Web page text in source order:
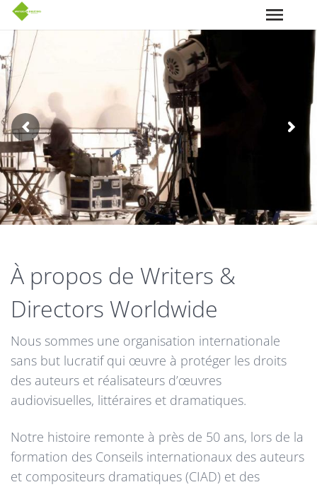
Aller au contenu principal
À propos de Writers &
Directors Worldwide
Nous sommes une organisation internationale
sans but lucratif qui œuvre à protéger les droits
des auteurs et réalisateurs d’œuvres
audiovisuelles, littéraires et dramatiques.
Notre histoire remonte à près de 50 ans, lors de la
formation des Conseils internationaux des auteurs
et compositeurs dramatiques (CIAD) et des